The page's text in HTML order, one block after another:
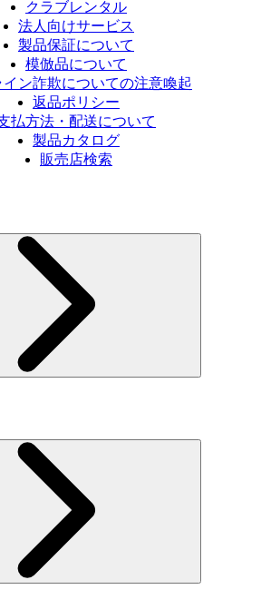
クラブレンタル
法人向けサービス
製品保証について
模倣品について
イン詐欺についての注意喚起
返品ポリシー
払方法・配送について
製品カタログ
販売店検索
ビリティの取り組み（日本）
リティの取り組み（米国/英語）
ヒストリー
採用情報